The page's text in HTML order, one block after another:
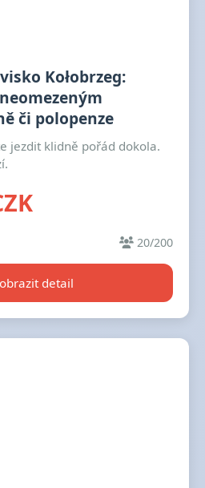
Kołobrzeg:
či polopenze
jezdit klidně pořád dokola.
20/200
detail